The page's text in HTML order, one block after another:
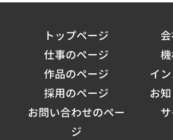
トップページ
仕事のページ
作品のページ
イ
採用のページ
お
お問い合わせのペー
ジ